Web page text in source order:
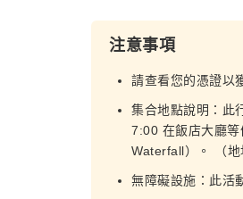
注意事項
請查看您的憑證以
集合地點說明：此
7:00 在飯店大廳
Waterfall）。 （
無障礙設施：此活